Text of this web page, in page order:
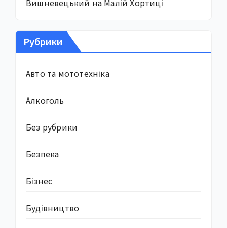
Вишневецький на Малій Хортиці
Рубрики
Авто та мототехніка
Алкоголь
Без рубрики
Безпека
Бізнес
Будівництво